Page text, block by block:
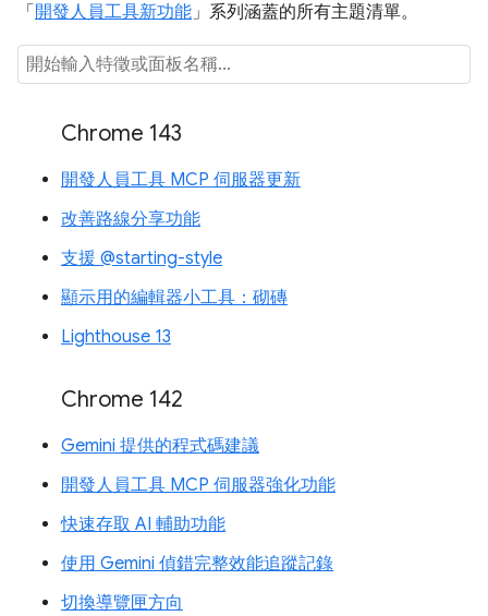
「 開發人員工具新功能」系列涵蓋的所有主題清單。
Chrome 143
開發人員工具 MCP 伺服器更新
改善路線分享功能
支援 @starting-style
顯示用的編輯器小工具：砌磚
Lighthouse 13
Chrome 142
Gemini 提供的程式碼建議
開發人員工具 MCP 伺服器強化功能
快速存取 AI 輔助功能
使用 Gemini 偵錯完整效能追蹤記錄
切換導覽匣方向